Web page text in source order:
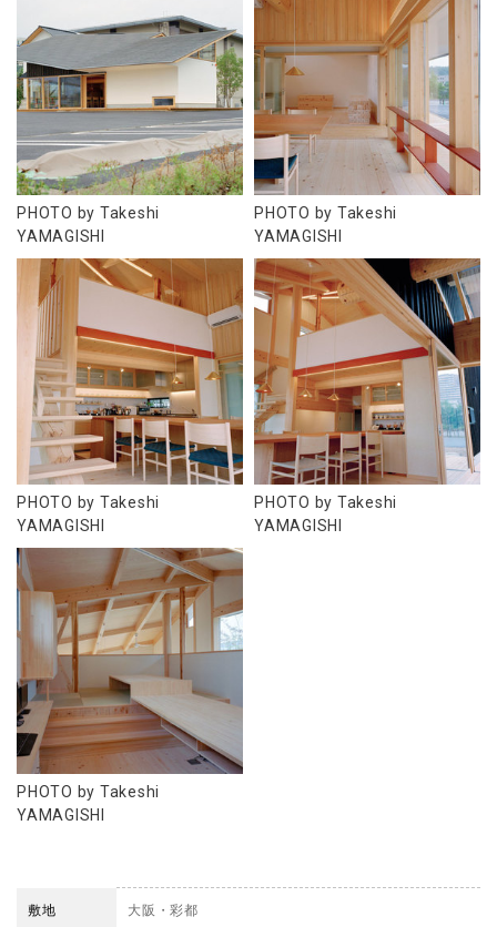
PHOTO by Takeshi
YAMAGISHI
PHOTO by Takeshi
YAMAGISHI
PHOTO by Takeshi
YAMAGISHI
PHOTO by Takeshi
YAMAGISHI
PHOTO by Takeshi
YAMAGISHI
敷地 大阪・彩都